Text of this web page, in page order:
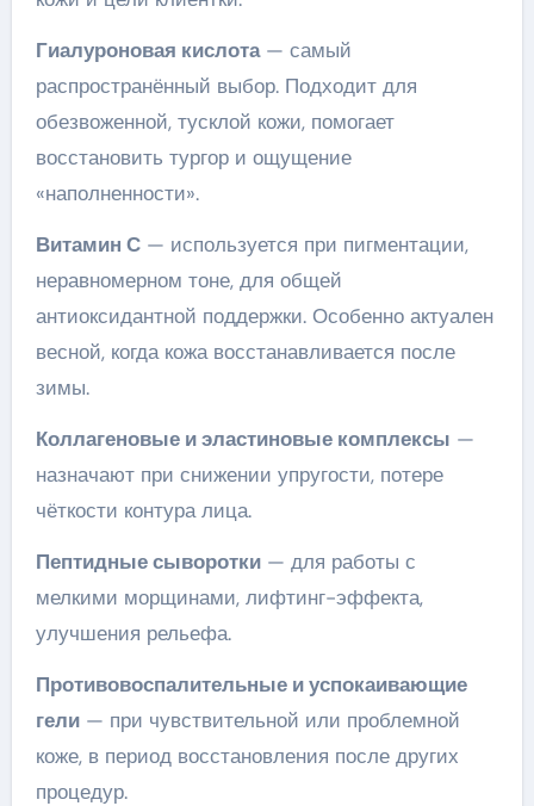
Гиалуроновая кислота— самый
распространённый выбор. Подходит для
обезвоженной, тусклой кожи, помогает
восстановить тургор и ощущение
«наполненности».
Витамин С— используется при пигментации,
неравномерном тоне, для общей
антиоксидантной поддержки. Особенно актуален
весной, когда кожа восстанавливается после
зимы.
Коллагеновые и эластиновые комплексы —
назначают при снижении упругости, потере
чёткости контура лица.
Пептидные сыворотки— для работы с
мелкими морщинами, лифтинг-эффекта,
улучшения рельефа.
Противовоспалительные и успокаивающие
гели— при чувствительной или проблемной
коже, в период восстановления после других
процедур.